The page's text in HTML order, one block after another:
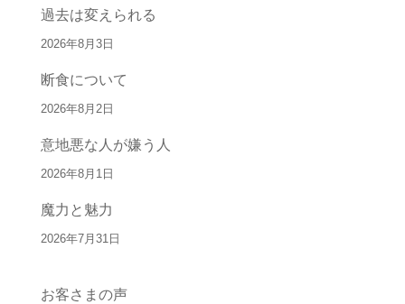
過去は変えられる
2026年8月3日
断食について
2026年8月2日
意地悪な人が嫌う人
2026年8月1日
魔力と魅力
2026年7月31日
お客さまの声